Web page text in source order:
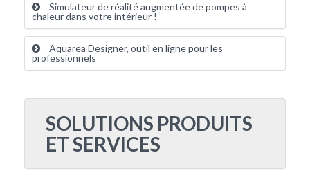
Simulateur de réalité augmentée de pompes à
chaleur dans votre intérieur !
Aquarea Designer, outil en ligne pour les
professionnels
SOLUTIONS PRODUITS
ET SERVICES